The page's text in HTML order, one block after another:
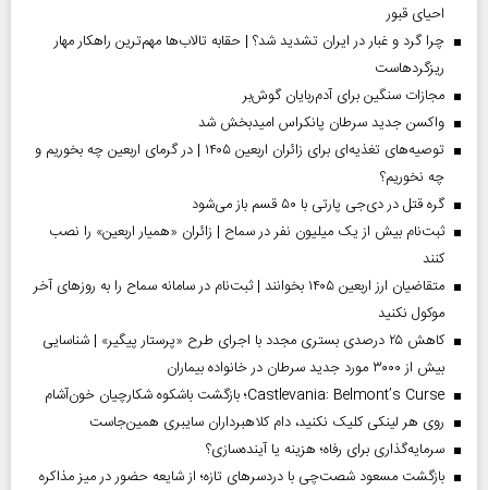
احیای قبور
چرا گرد و غبار در ایران تشدید شد؟ | حقابه تالاب‌ها مهم‌ترین راهکار مهار
ریزگردهاست
مجازات سنگین برای آدم‌ربایان گوش‌بر
واکسن جدید سرطان پانکراس امیدبخش شد
توصیه‌های تغذیه‌ای برای زائران اربعین ۱۴۰۵ | در گرمای اربعین چه بخوریم و
چه نخوریم؟
گره قتل در دی‌جی پارتی با ۵۰ قسم باز می‌شود
ثبت‌نام بیش از یک میلیون نفر در سماح | زائران «همیار اربعین» را نصب
کنند
متقاضیان ارز اربعین ۱۴۰۵ بخوانند | ثبت‌نام در سامانه سماح را به روز‌های آخر
موکول نکنید
کاهش ۲۵ درصدی بستری مجدد با اجرای طرح «پرستار پیگیر» | شناسایی
بیش از ۳۰۰۰ مورد جدید سرطان در خانواده بیماران
Castlevania: Belmont’s Curse؛ بازگشت باشکوه شکارچیان خون‌آشام
روی هر لینکی کلیک نکنید، دام کلاهبرداران سایبری همین‌جاست
سرمایه‌گذاری برای رفاه؛ هزینه یا آینده‌سازی؟
بازگشت مسعود شصت‌چی با دردسر‌های تازه؛ از شایعه حضور در میز مذاکره